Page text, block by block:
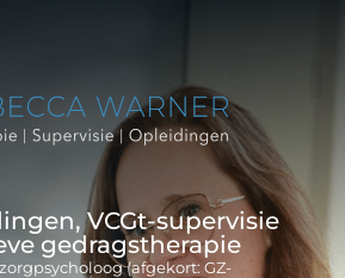
VCGt-supervisie
gedragstherapie
(afgekort: GZ-